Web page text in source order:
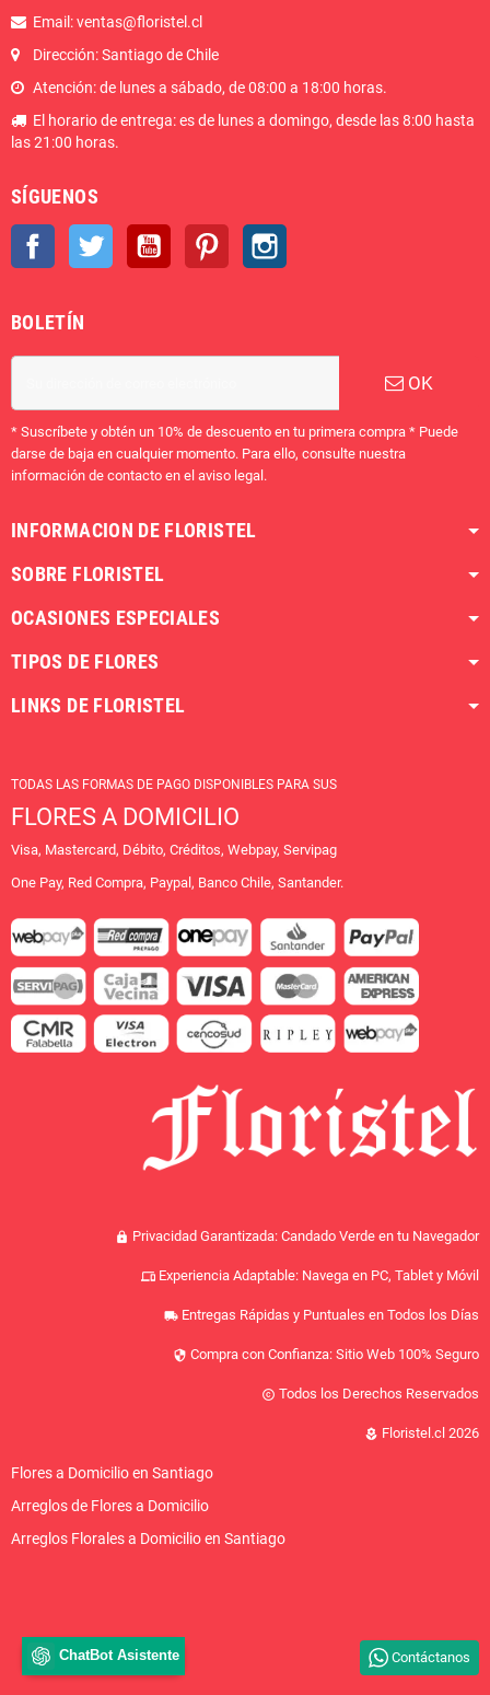
ChatBot Asistente
Email: ventas@floristel.cl
Dirección: Santiago de Chile
Atención: de lunes a sábado, de 08:00 a 18:00 horas.
El horario de entrega: es de lunes a domingo, desde las 8:00 hasta
las 21:00 horas.
SÍGUENOS
Facebook Twitter YouTube Pinterest
BOLETÍN
OK
* Suscríbete y obtén un 10% de descuento en tu primera compra * Puede
darse de baja en cualquier momento. Para ello, consulte nuestra
información de contacto en el aviso legal.
INFORMACION DE FLORISTEL
SOBRE FLORISTEL
OCASIONES ESPECIALES
TIPOS DE FLORES
LINKS DE FLORISTEL
TODAS LAS FORMAS DE PAGO DISPONIBLES PARA SUS
FLORES A DOMICILIO
Visa, Mastercard, Débito, Créditos, Webpay, Servipag
One Pay, Red Compra, Paypal, Banco Chile, Santander.
lock Privacidad Garantizada: Candado Verde en tu Navegador
devices Experiencia Adaptable: Navega en PC, Tablet y Móvil
local_shipping Entregas Rápidas y Puntuales en Todos los Días
security Compra con Confianza: Sitio Web 100% Seguro
copyright Todos los Derechos Reservados
local_florist Floristel.cl 2026
Flores a Domicilio en Santiago
Arreglos de Flores a Domicilio
Arreglos Florales a Domicilio en Santiago
Contáctanos